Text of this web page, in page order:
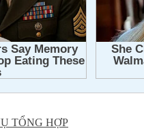
TỔNG HỢP